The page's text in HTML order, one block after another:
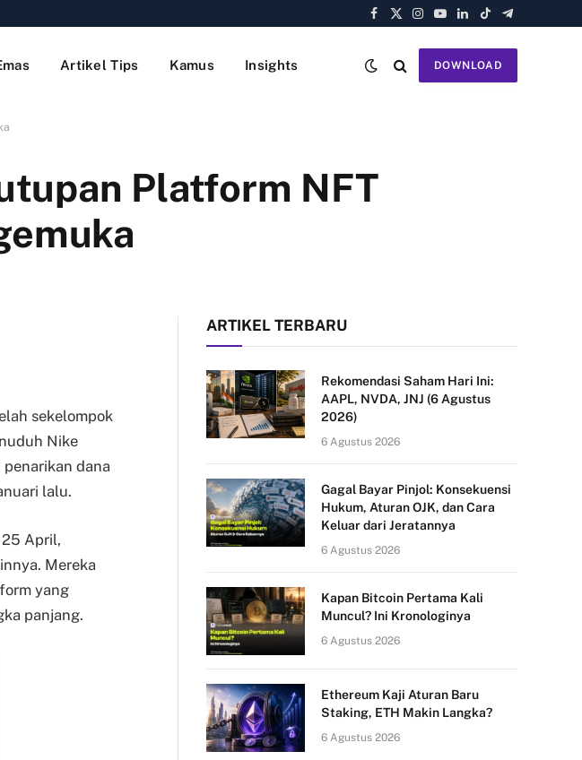
Facebook
X
Instagram
YouTube
LinkedIn
TikTokTelegram
Artikel Tips Kamus Insights DOWNLOAD
Platform NFT
sekelompok
Nike
dana
lalu.
April,
Mereka
yang
panjang.
ARTIKEL TERBARU
Rekomendasi Saham Hari Ini:
AAPL, NVDA, JNJ (6 Agustus
2026)
6 Agustus 2026
Gagal Bayar Pinjol: Konsekuensi
Hukum, Aturan OJK, dan Cara
Keluar dari Jeratannya
6 Agustus 2026
Kapan Bitcoin Pertama Kali
Muncul? Ini Kronologinya
6 Agustus 2026
Ethereum Kaji Aturan Baru
Staking, ETH Makin Langka?
6 Agustus 2026